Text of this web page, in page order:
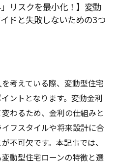
」リスクを最小化！】変動
ドと失敗しないための3つ
考えている際、変動型住宅
ントとなります。変動金利
わるため、金利の仕組みと
フスタイルや将来設計に合
不可欠です。本記事では、
動型住宅ローンの特徴と選